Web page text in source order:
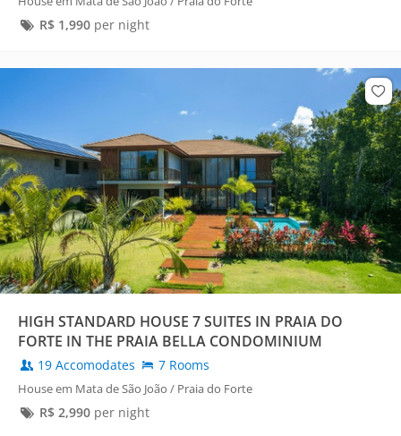
R$ 1,990per night
HIGH STANDARD HOUSE 7 SUITES IN PRAIA DO
FORTE IN THE PRAIA BELLA CONDOMINIUM
19 Accomodates 7 Rooms
House em Mata de São João / Praia do Forte
R$ 2,990per night